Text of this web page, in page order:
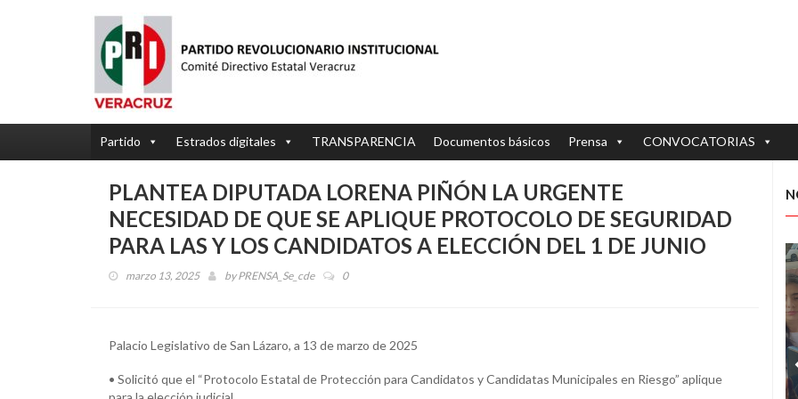
Partido Estrados digitales TRANSPARENCIA Documentos básicos Prensa CONVOCATORIAS
PLANTEA DIPUTADA LORENA PIÑÓN LA URGENTE
NECESIDAD DE QUE SE APLIQUE PROTOCOLO DE SEGURIDAD
PARA LAS Y LOS CANDIDATOS A ELECCIÓN DEL 1 DE JUNIO
marzo 13, 2025 byPRENSA_Se_cde 0
Palacio Legislativo de San Lázaro, a 13 de marzo de 2025
• Solicitó que el “Protocolo Estatal de Protección para Candidatos y Candidatas Municipales en Riesgo” aplique